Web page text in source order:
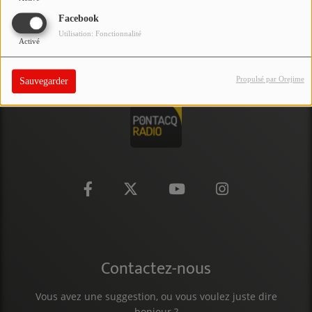
Facebook
Activé
Utilisation: Fonctionnalité
Sauvegarder Propulsé par Orejime
PARTICIPEZ
JEUX CONCOURS
RECRUTEMENT
VENEZ DANS LE PUBLIC !
Contactez-nous
Vous avez une suggestion, ou vous voulez juste dire